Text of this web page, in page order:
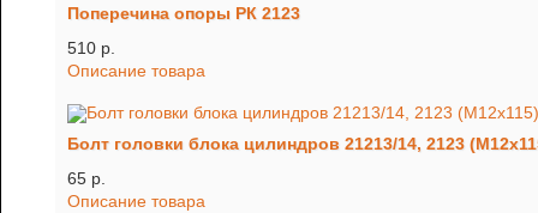
Поперечина опоры РК 2123
510 p.
Описание товара
Болт головки блока цилиндров 21213/14, 2123
65 p.
Описание товара